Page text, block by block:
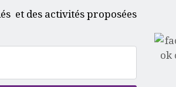
et des activités proposées